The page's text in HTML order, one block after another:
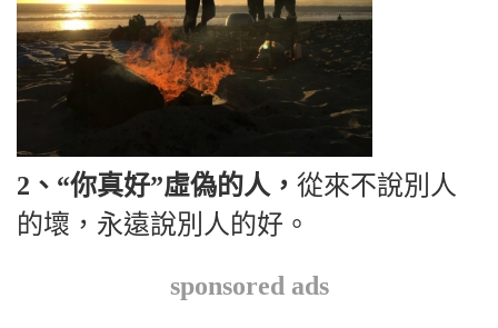
2、“你真好”虛偽的人， 從來不說別人
的壞，永遠說別人的好。
sponsored ads